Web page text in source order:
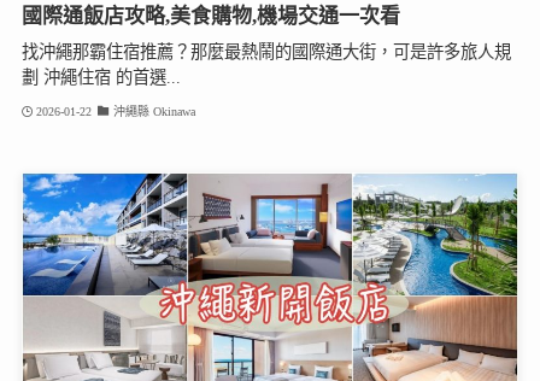
國際通飯店攻略,美食購物,機場交通一次看
找沖繩那霸住宿推薦？那麼最熱鬧的國際通大街，可是許多旅人規
劃 沖繩住宿 的首選...
2026-01-22 沖繩縣 Okinawa